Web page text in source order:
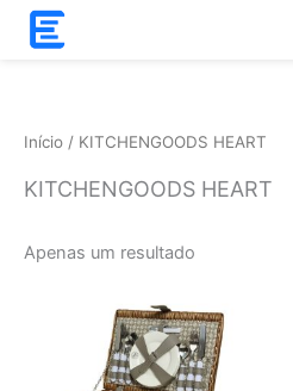
Skip
Início / KITCHENGOODS HEART
KITCHENGOODS HEART
Apenas um resultado